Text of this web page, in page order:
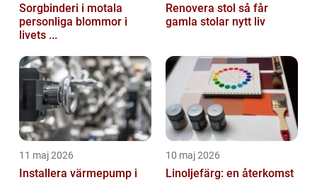
Sorgbinderi i motala
personliga blommor i
livets ...
Renovera stol så får
gamla stolar nytt liv
11 maj 2026
Installera värmepump i
10 maj 2026
Linoljefärg: en återkomst